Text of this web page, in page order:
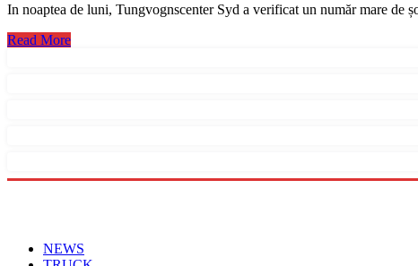
In noaptea de luni, Tungvognscenter Syd a verificat un număr mare de
Read More
NEWS